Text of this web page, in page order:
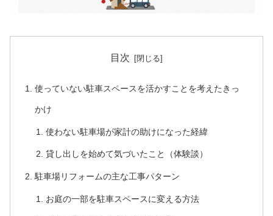
目次
使っていない駐車スペースを活かすことを考えたきっ
かけ
使わない駐車場が家計の助けになった経緯
貸し出しを始めて気づいたこと（体験談）
駐車場リフォームの主な工事パターン
お庭の一部を駐車スペースに変える方法